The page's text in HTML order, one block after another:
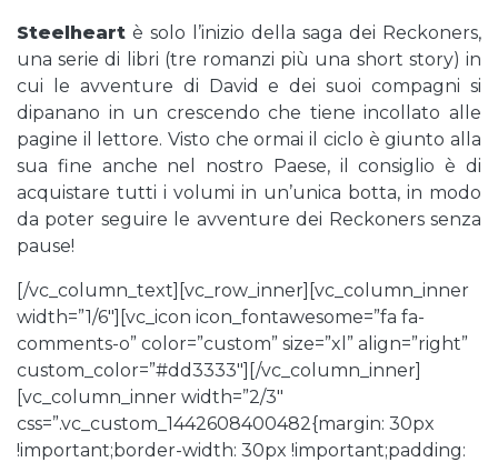
Steelheart è solo l’inizio della saga dei Reckoners,
una serie di libri (tre romanzi più una short story) in
cui le avventure di David e dei suoi compagni si
dipanano in un crescendo che tiene incollato alle
pagine il lettore. Visto che ormai il ciclo è giunto alla
sua fine anche nel nostro Paese, il consiglio è di
acquistare tutti i volumi in un’unica botta, in modo
da poter seguire le avventure dei Reckoners senza
pause!
[/vc_column_text][vc_row_inner][vc_column_inner
width=”1/6″][vc_icon icon_fontawesome=”fa fa-
comments-o” color=”custom” size=”xl” align=”right”
custom_color=”#dd3333″][/vc_column_inner]
[vc_column_inner width=”2/3″
css=”.vc_custom_1442608400482{margin: 30px
!important;border-width: 30px !important;padding: